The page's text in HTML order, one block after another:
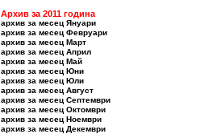
Архив за 2011 година
архив за месец Януари
архив за месец Февруари
архив за месец Март
архив за месец Април
архив за месец Май
архив за месец Юни
архив за месец Юли
архив за месец Август
архив за месец Септември
архив за месец Октомври
архив за месец Ноември
архив за месец Декември